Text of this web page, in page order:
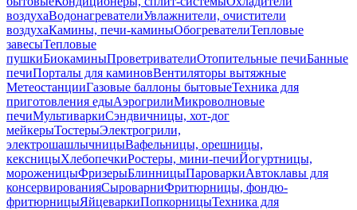
воздухаВодонагревателиУвлажнители, очистители
воздухаКамины, печи-каминыОбогревателиТепловые
завесыТепловые
пушкиБиокаминыПроветривателиОтопительные печиБанные
печиПорталы для каминовВентиляторы вытяжные
МетеостанцииГазовые баллоны бытовыеТехника для
приготовления едыАэрогрилиМикроволновые
печиМультиваркиСэндвичницы, хот-дог
мейкерыТостерыЭлектрогрили,
электрошашлычницыВафельницы, орешницы,
кексницыХлебопечкиРостеры, мини-печиЙогуртницы,
мороженицыФризерыБлинницыПароваркиАвтоклавы для
консервированияСыроварниФритюрницы, фондю-
фритюрницыЯйцеваркиПопкорницыТехника для